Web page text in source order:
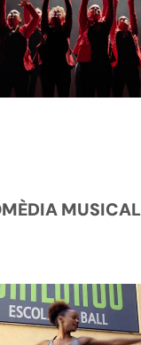
MUSICAL